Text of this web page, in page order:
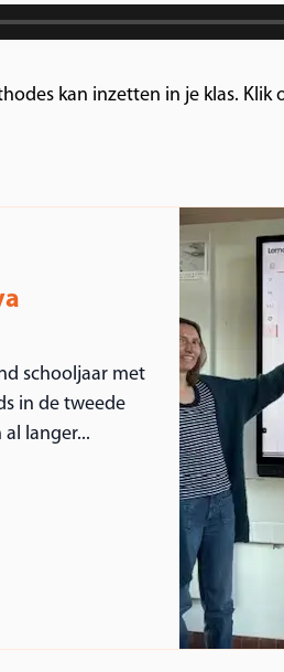
kan inzetten in je klas.
schooljaar met
in de tweede
langer...